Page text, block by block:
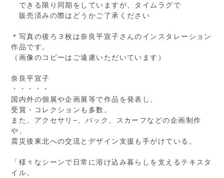
できる限り同期をしていますが、タイムラグで
販売済みの際はどうかご了承ください
＊写真の後ろ３枚は奈良平宣子さんのインスタレーション
作品です。
（画像のコピーはご遠慮いただいています）
奈良平宣子
・・・・・
国内外の個展や企画展等で作品を発表し、
受賞・コレクションも多数。
また、アクセサリ−、バック、スカーフなどの企画制作
や、
震災後東北への交流とデザイン支援も手がけている。
「様々なシーンで日常に溶け込み暮らしを支えるテキスタ
イル。